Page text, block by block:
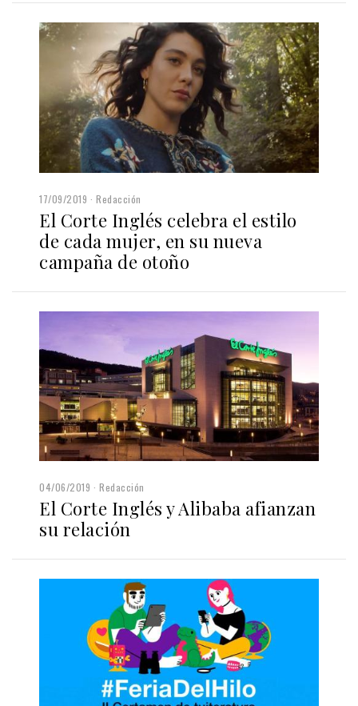
17/09/2019 Redacción
El Corte Inglés celebra el estilo
de cada mujer, en su nueva
campaña de otoño
04/06/2019 Redacción
El Corte Inglés y Alibaba afianzan
su relación